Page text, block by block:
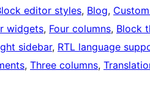
editor styles, Blog,
widgets, Four columns, Block
sidebar, RTL language
, Three columns,